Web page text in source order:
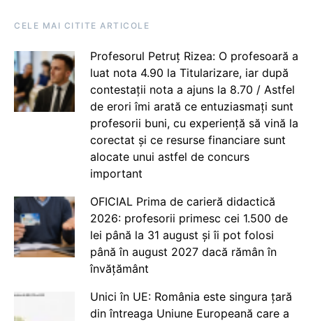
CELE MAI CITITE ARTICOLE
Profesorul Petruț Rizea: O profesoară a
luat nota 4.90 la Titularizare, iar după
contestații nota a ajuns la 8.70 / Astfel
de erori îmi arată ce entuziasmați sunt
profesorii buni, cu experiență să vină la
corectat și ce resurse financiare sunt
alocate unui astfel de concurs
important
OFICIAL Prima de carieră didactică
2026: profesorii primesc cei 1.500 de
lei până la 31 august și îi pot folosi
până în august 2027 dacă rămân în
învățământ
Unici în UE: România este singura țară
din întreaga Uniune Europeană care a